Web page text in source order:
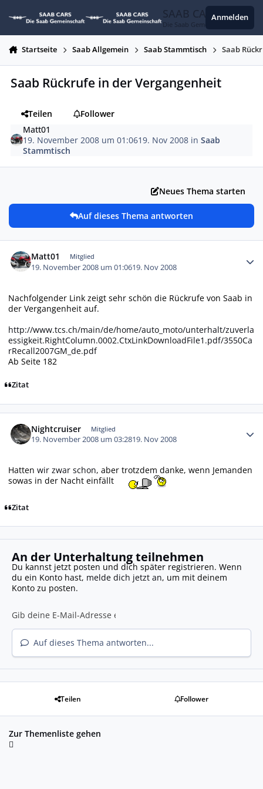
SAAB CARS
Die Saab Gemeinschaft
Anmelden
Startseite Saab Allgemein Saab Stammtisch Saab
Saab Rückrufe in der Vergangenheit
Teilen
Follower
Matt01
19. November 2008 um 01:0619. Nov 2008 inSaab
Stammtisch
Neues Thema starten
Auf dieses Thema antworten
Matt01 Mitglied
19. November 2008 um 01:0619. Nov 2008
Nachfolgender Link zeigt sehr schön die Rückrufe von Saab in
der Vergangenheit auf.
http://www.tcs.ch/main/de/home/auto_moto/unterhalt/zuverla
essigkeit.RightColumn.0002.CtxLinkDownloadFile1.pdf/3550Ca
rRecall2007GM_de.pdf
Ab Seite 182
Zitat
Nightcruiser Mitglied
19. November 2008 um 03:2819. Nov 2008
Hatten wir zwar schon, aber trotzdem danke, wenn Jemanden
sowas in der Nacht einfällt
Zitat
An der Unterhaltung teilnehmen
Du kannst jetzt posten und dich später registrieren. Wenn
du ein Konto hast, melde dich jetzt an, um mit deinem
Konto zu posten.
Auf dieses Thema antworten...
Teilen Follower
Zur Themenliste gehen